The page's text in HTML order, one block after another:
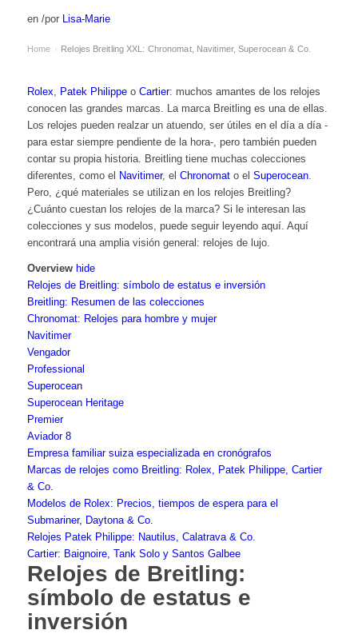
en /por Lisa-Marie
Home › Relojes Breitling XXL: Chronomat, Navitimer, Superocean & Co.
Rolex, Patek Philippeo Cartier: muchos amantes de los relojes
conocen las grandes marcas. La marca Breitling es una de ellas.
Los relojes pueden realzar un atuendo, ser útiles en el día a día -
para estar siempre pendiente de la hora-, pero también pueden
contar su propia historia. Breitling tiene muchas colecciones
diferentes, como el Navitimer, el Chronomato el Superocean.
Pero, ¿qué materiales se utilizan en los relojes Breitling?
¿Cuánto cuestan los relojes de la marca? Si le interesan las
colecciones y sus modelos, puede seguir leyendo aquí. Aquí
encontrará una amplia visión general: relojes delujo.
Overview hide
Relojes de Breitling: símbolo de estatus e inversión
Breitling: Resumen de las colecciones
Chronomat: Relojes para hombre y mujer
Navitimer
Vengador
Professional
Superocean
Superocean Heritage
Premier
Aviador 8
Empresa familiar suiza especializada en cronógrafos
Marcas de relojes como Breitling: Rolex, Patek Philippe, Cartier
& Co.
Modelos de Rolex: Precios, tiempos de espera para el
Submariner, Daytona & Co.
Relojes Patek Philippe: Nautilus, Calatrava & Co.
Cartier: Baignoire, Tank Solo y Santos Galbee
Relojes de Breitling:
símbolo de estatus e
inversión